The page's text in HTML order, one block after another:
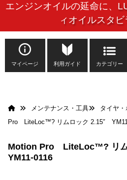
ご利用規約
個人情報保護方針
よくある質問
お問い合わせ
エンジンオイルの延命に、
ィオイルスタ
マイページ 利用ガイド カテゴリー
メンテナンス・工具 タイヤ
Pro LiteLoc™? リムロック 2.15″
Motion Pro LiteLoc™? リ
YM11-0116